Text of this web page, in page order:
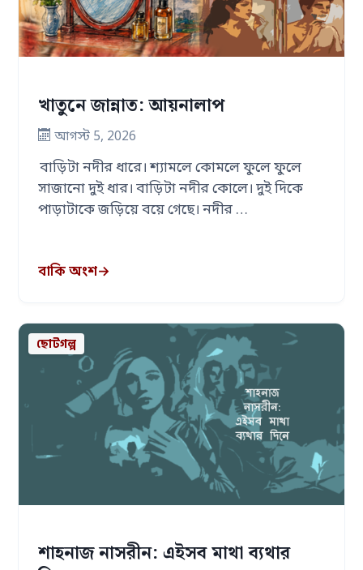
খাতুনে জান্নাত: আয়নালাপ
আগস্ট 5, 2026
বাড়িটা নদীর ধারে। শ্যামলে কোমলে ফুলে ফুলে
সাজানো দুই ধার। বাড়িটা নদীর কোলে। দুই দিকে
পাড়াটাকে জড়িয়ে বয়ে গেছে। নদীর …
বাকি অংশ→
ছোটগল্প
শাহনাজ নাসরীন: এইসব মাথা ব্যথার